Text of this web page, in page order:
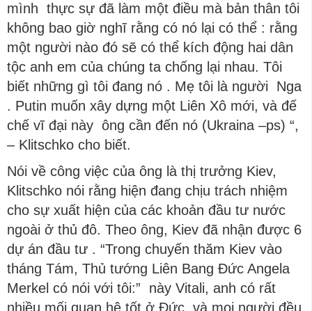
mình thực sự đã làm một điều mà bản thân tôi
không bao giờ nghĩ rằng có nó lại có thể : rằng
một người nào đó sẽ có thể kích động hai dân
tộc anh em của chúng ta chống lại nhau. Tôi
biết những gì tôi đang nó . Mẹ tôi là người Nga
. Putin muốn xây dựng một Liên Xô mới, và đế
chế vĩ đại này ông cần đến nó (Ukraina –ps) “,
– Klitschko cho biết.
Nói về công việc của ông là thị trưởng Kiev,
Klitschko nói rằng hiện đang chịu trách nhiệm
cho sự xuất hiện của các khoản đầu tư nước
ngoài ở thủ đô. Theo ông, Kiev đã nhận được 6
dự án đầu tư . “Trong chuyến thăm Kiev vào
tháng Tám, Thủ tướng Liên Bang Đức Angela
Merkel có nói với tôi:” này Vitali, anh có rất
nhiều mối quan hệ tốt ở Đức, và mọi người đều